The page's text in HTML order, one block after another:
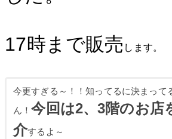
17時まで販売 します。
今更すぎる～！！知ってるに決まって
ん！今回は2、3階のお店
介するよ～